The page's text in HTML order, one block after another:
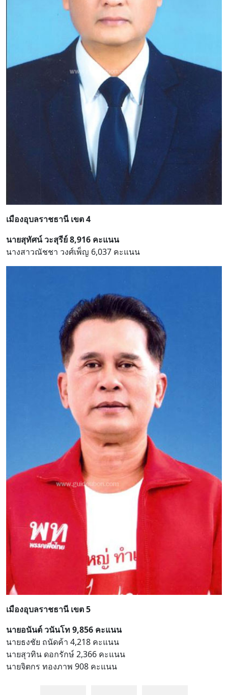
เมืองอุบลราชธานี เขต 4
นายสุทัศน์ วะสุรีย์ 8,916 คะแนน
นางสาวณัชชา วงศ์เพ็ญ 6,037 คะแนน
เมืองอุบลราชธานี เขต 5
นายอนันต์ วนันโท 9,856 คะแนน
นายธงชัย ถนัดค้า 4,218 คะแนน
นายสุวทิน ดอกรักษ์ 2,366 คะแนน
นายจิตกร ทองภาพ 908 คะแนน